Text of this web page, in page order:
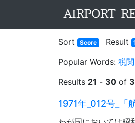
Sort Score Result
Popular Words: 税関
Results 21 - 30 of
1971年_012号_「